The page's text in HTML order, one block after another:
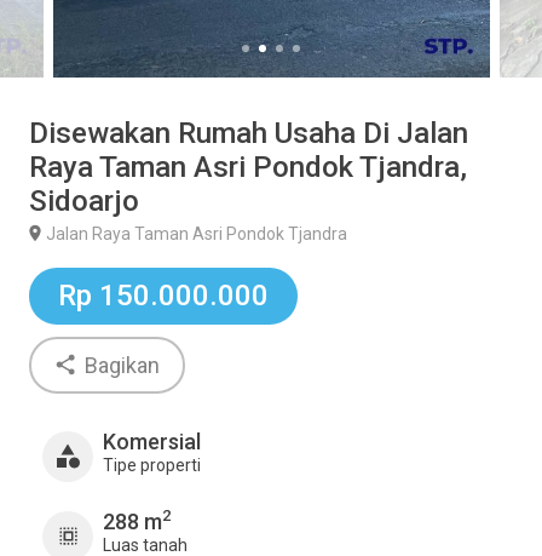
Disewakan Rumah Usaha Di Jalan
Raya Taman Asri Pondok Tjandra,
Sidoarjo
Jalan Raya Taman Asri Pondok Tjandra
Rp 150.000.000
Bagikan
Komersial
Tipe properti
288 m2
Luas tanah